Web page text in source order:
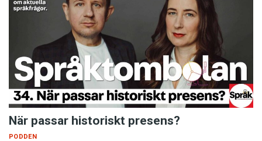
När passar historiskt presens?
PODDEN